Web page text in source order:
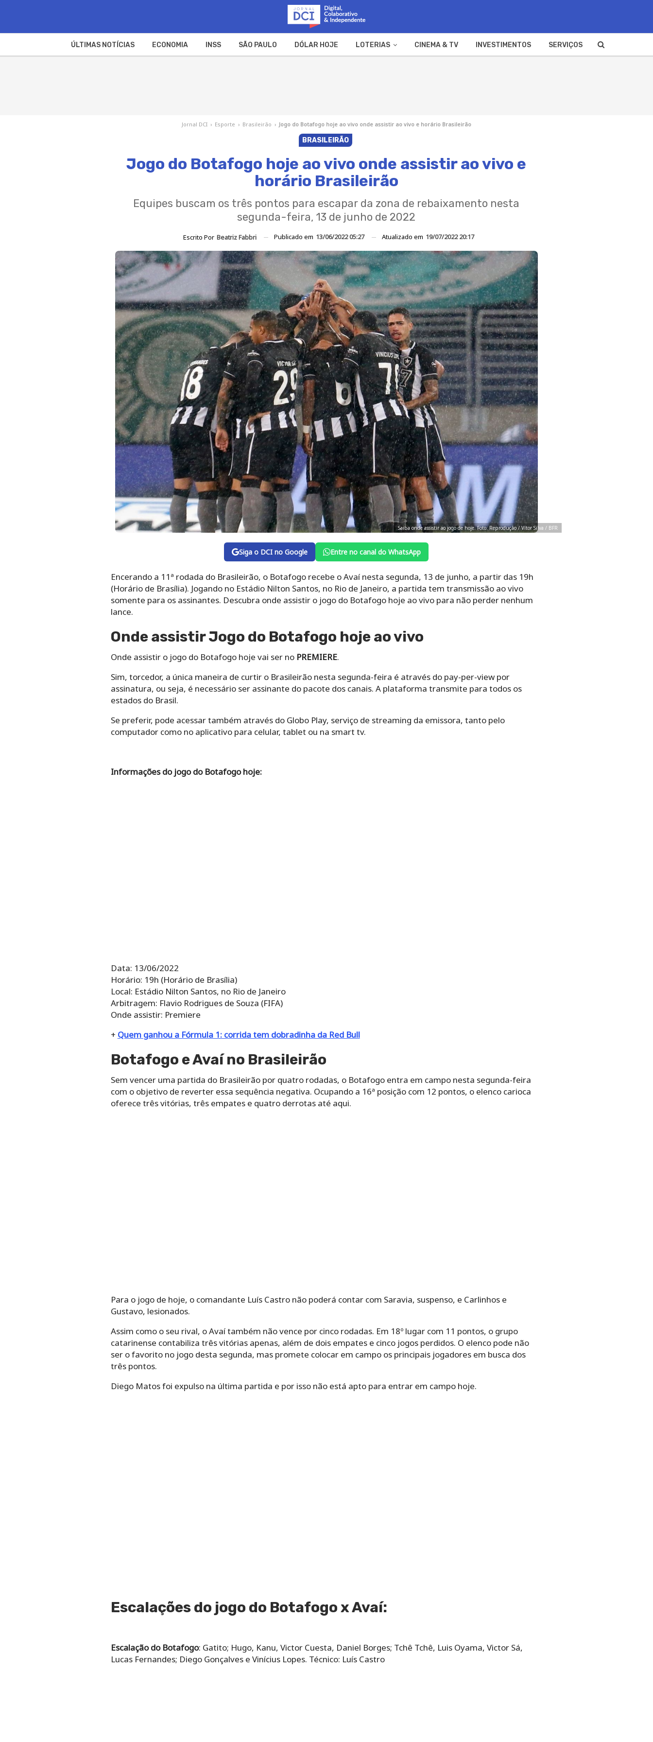
ÚLTIMAS NOTÍCIAS ECONOMIA INSS SÃO PAULO DÓLAR HOJE LOTERIAS CINEMA & TV INVESTIMENTOS SERVIÇOS
Jornal DCI › Esporte › Brasileirão › Jogo do Botafogo hoje ao vivo onde assistir ao vivo e horário Brasileirão
BRASILEIRÃO
Jogo do Botafogo hoje ao vivo onde assistir ao vivo e
horário Brasileirão
Equipes buscam os três pontos para escapar da zona de rebaixamento nesta
segunda-feira, 13 de junho de 2022
Escrito Por Beatriz Fabbri Publicado em 13/06/2022 05:27 Atualizado em 19/07/2022 20:17
Saiba onde assistir ao jogo de hoje. Foto: Reprodução / Vítor Silva / BFR
Siga o DCI no Google Entre no canal do WhatsApp
Encerando a 11ª rodada do Brasileirão, o Botafogo recebe o Avaí nesta segunda, 13 de junho, a partir das 19h
(Horário de Brasília). Jogando no Estádio Nilton Santos, no Rio de Janeiro, a partida tem transmissão ao vivo
somente para os assinantes. Descubra onde assistir o jogo do Botafogo hoje ao vivo para não perder nenhum
lance.
Onde assistir Jogo do Botafogo hoje ao vivo
Onde assistir o jogo do Botafogo hoje vai ser no PREMIERE.
Sim, torcedor, a única maneira de curtir o Brasileirão nesta segunda-feira é através do pay-per-view por
assinatura, ou seja, é necessário ser assinante do pacote dos canais. A plataforma transmite para todos os
estados do Brasil.
Se preferir, pode acessar também através do Globo Play, serviço de streaming da emissora, tanto pelo
computador como no aplicativo para celular, tablet ou na smart tv.
Informações do jogo do Botafogo hoje:
Data: 13/06/2022
Horário: 19h (Horário de Brasília)
Local: Estádio Nilton Santos, no Rio de Janeiro
Arbitragem: Flavio Rodrigues de Souza (FIFA)
Onde assistir: Premiere
+ Quem ganhou a Fórmula 1: corrida tem dobradinha da Red Bull
Botafogo e Avaí no Brasileirão
Sem vencer uma partida do Brasileirão por quatro rodadas, o Botafogo entra em campo nesta segunda-feira
com o objetivo de reverter essa sequência negativa. Ocupando a 16ª posição com 12 pontos, o elenco carioca
oferece três vitórias, três empates e quatro derrotas até aqui.
Para o jogo de hoje, o comandante Luís Castro não poderá contar com Saravia, suspenso, e Carlinhos e
Gustavo, lesionados.
Assim como o seu rival, o Avaí também não vence por cinco rodadas. Em 18º lugar com 11 pontos, o grupo
catarinense contabiliza três vitórias apenas, além de dois empates e cinco jogos perdidos. O elenco pode não
ser o favorito no jogo desta segunda, mas promete colocar em campo os principais jogadores em busca dos
três pontos.
Diego Matos foi expulso na última partida e por isso não está apto para entrar em campo hoje.
Escalações do jogo do Botafogo x Avaí:
Escalação do Botafogo: Gatito; Hugo, Kanu, Victor Cuesta, Daniel Borges; Tchê Tchê, Luis Oyama, Victor Sá,
Lucas Fernandes; Diego Gonçalves e Vinícius Lopes. Técnico: Luís Castro